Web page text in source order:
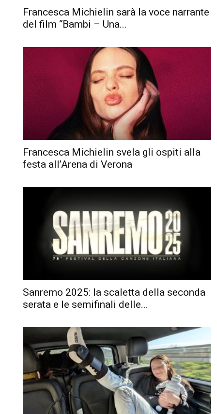
Francesca Michielin sarà la voce narrante
del film “Bambi – Una...
Francesca Michielin svela gli ospiti alla
festa all’Arena di Verona
Sanremo 2025: la scaletta della seconda
serata e le semifinali delle...